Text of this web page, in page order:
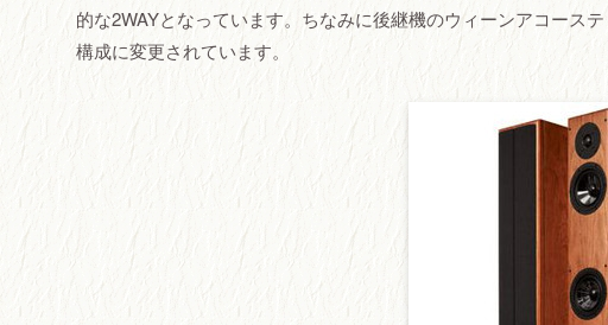
的な2WAYとなっています。ちなみに後継機のウィーンアコース
構成に変更されています。